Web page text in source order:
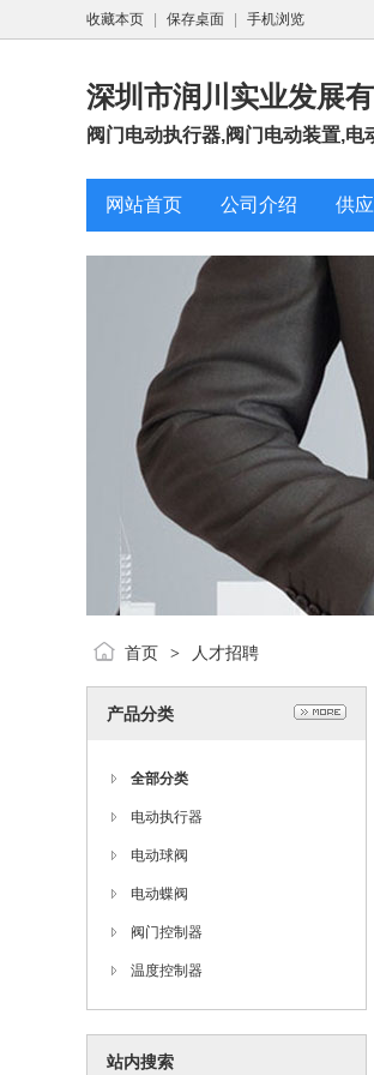
收藏本页 保存桌面 手机浏览
深圳市润川实业发展
阀门电动执行器,阀门电动装置,
网站首页 公司介绍 供
首页 > 人才招聘
产品分类
全部分类
电动执行器
电动球阀
电动蝶阀
阀门控制器
温度控制器
站内搜索